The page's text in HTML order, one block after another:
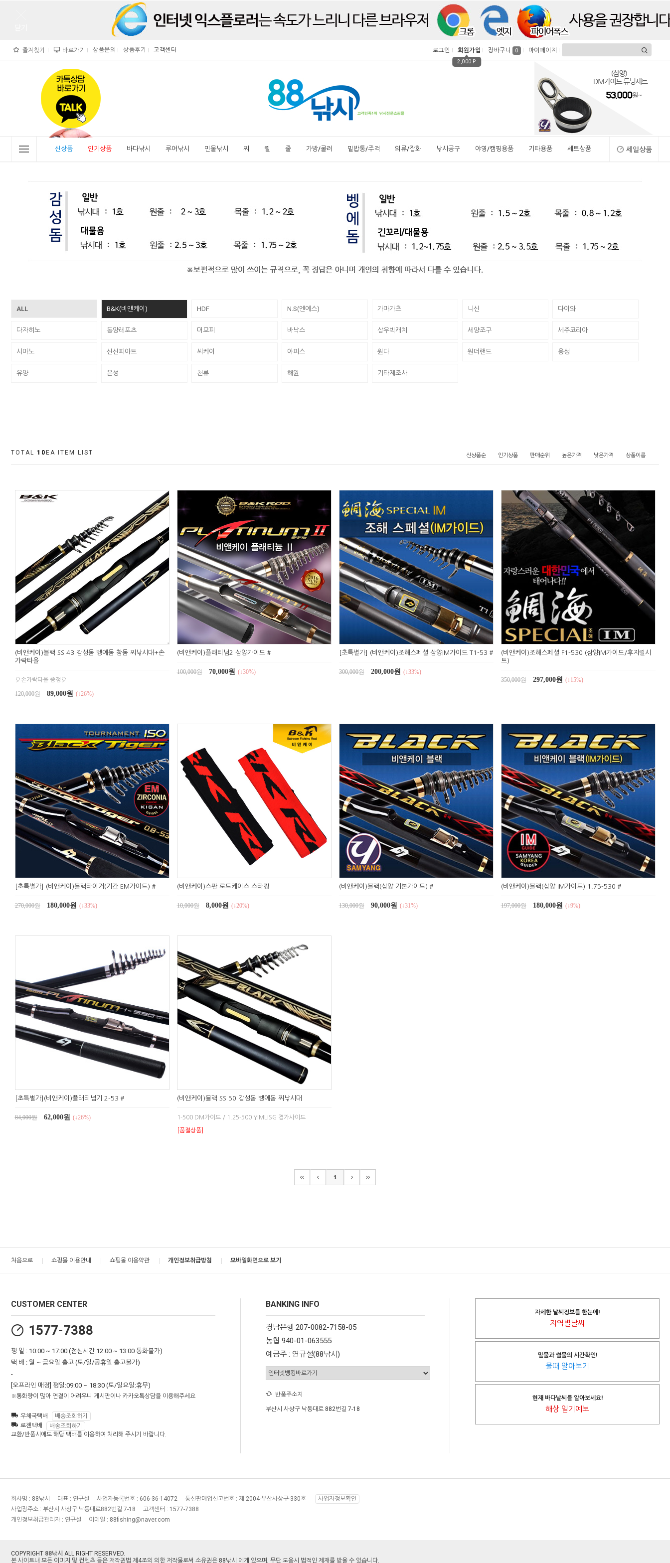
즐겨찾기 바로가기 상품문의 상품후기 고객센터 로그인 회원가입
2,000 P
장바구니 0 마이페이지
">
" alt="비린내">
신상품 인기상품 바다낚시 루어낚시 민물낚시 찌 릴 줄 가방/쿨러 밑밥통/주걱 의류/잡화 낚시공구 야영/캠핑용품 기타용품 세트상품 세일상품
ALL B&K(비앤케이) HDF N.S(엔에스) 가마가츠 니신 다이와
다자히노 동양레포츠 머모피 바낙스 삼우빅캐치 세양조구 세주코리아
시마노 신신피아트 씨케이 아피스 원다 원더랜드 용성
유양 은성 천류 해원 기타제조사
TOTAL 10 EA ITEM LIST 신상품순 인기상품 판매순위 높은가격 낮은가격 상품이름
(비앤케이)블랙 SS 43 감성돔 벵에돔 참돔 찌낚시대+손
가락타올
🎈손가락타올 증정🎈
120,000원 89,000원 (↓26%)
(비앤케이)플래티넘2 삼양가이드 #
100,000원 70,000원 (↓30%)
[초특별가] (비앤케이)조해스페셜 삼양IM가이드 T1-53 #
300,000원 200,000원 (↓33%)
(비앤케이)조해스페셜 F1-530 (삼양IM가이드/후지릴시
트)
350,000원 297,000원 (↓15%)
[초특별가] (비앤케이)블랙타이거(기간 EM가이드) #
270,000원 180,000원 (↓33%)
(비앤케이)스판 로드케이스 스타킹
10,000원 8,000원 (↓20%)
(비앤케이)블랙(삼양 기본가이드) #
130,000원 90,000원 (↓31%)
(비앤케이)블랙(삼양 IM가이드) 1.75-530 #
197,000원 180,000원 (↓9%)
[초특별가](비앤케이)플래티넘기 2-53 #
84,000원 62,000원 (↓26%)
(비앤케이)블랙 SS 50 감성돔 벵에돔 찌낚시대
1-500 DM가이드 / 1.25-500 YIMLISG 경가사이드
[품절상품]
1
처음으로 쇼핑몰 이용안내 쇼핑몰 이용약관 개인정보취급방침 모바일화면으로 보기
CUSTOMER CENTER
1577-7388
평 일 : 10:00 ~ 17:00 (점심시간 12:00 ~ 13:00 통화불가)
택 배 : 월 ~ 금요일 출고 (토/일/공휴일 출고불가)
-
[오프라인 매장] 평일:09:00 ~ 18:30 (토/일요일:휴무)
※통화량이 많아 연결이 어려우니 게시판이나 카카오톡상담을 이용해주세요
우체국택배
배송조회하기
로젠택배
배송조회하기
교환/반품시에도 해당 택배를 이용하여 처리해 주시기 바랍니다.
BANKING INFO
경남은행 207-0082-7158-05
농협 940-01-063555
예금주 : 연규설(88낚시)
반품주소지
부산시 사상구 낙동대로 882번길 7-18
자세한 날씨정보를 한눈에!
지역별날씨
밀물과 썰물의 시간확인!
물때 알아보기
현재 바다날씨를 알아보세요!
해상 일기예보
회사명 : 88낚시 대표 : 연규설 사업자등록번호 : 606-36-14072 통신판매업신고번호 : 제 2004-부산사상구-330호
사업자정보확인
사업장주소 : 부산시 사상구 낙동대로882번길 7-18 고객센터 : 1577-7388
개인정보취급관리자 : 연규설 이메일 : 88fishing@naver.com
COPYRIGHT 88낚시 ALL RIGHT RESERVED.
본 사이트내 모든 이미지 및 컨텐츠 등은 저작권법 제4조의 의한 저작물로써 소유권은 88낚시 에게 있으며, 무단 도용시 법적인 제재를 받을 수 있습니다.